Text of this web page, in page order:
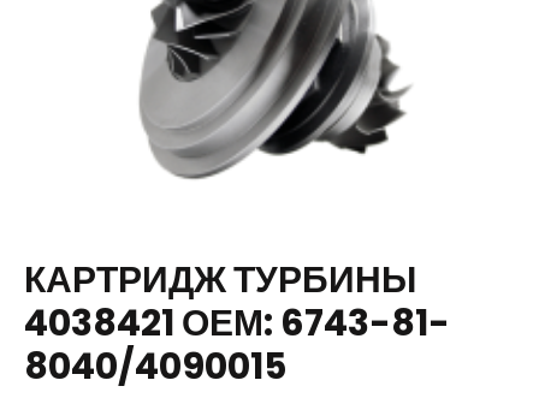
КАРТРИДЖ ТУРБИНЫ
4038421 ОЕМ: 6743-81-
8040/4090015